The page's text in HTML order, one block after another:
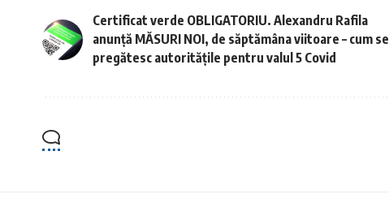
Certificat verde OBLIGATORIU. Alexandru Rafila
anunță MĂSURI NOI, de săptămâna viitoare – cum se
pregătesc autoritățile pentru valul 5 Covid